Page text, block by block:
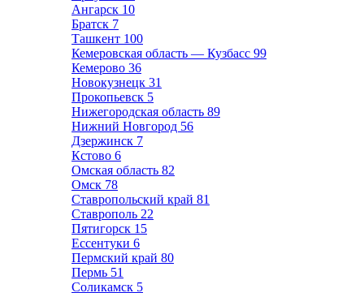
Ангарск 10
Братск 7
Ташкент 100
Кемеровская область — Кузбасс 99
Кемерово 36
Новокузнецк 31
Прокопьевск 5
Нижегородская область 89
Нижний Новгород 56
Дзержинск 7
Кстово 6
Омская область 82
Омск 78
Ставропольский край 81
Ставрополь 22
Пятигорск 15
Ессентуки 6
Пермский край 80
Пермь 51
Соликамск 5